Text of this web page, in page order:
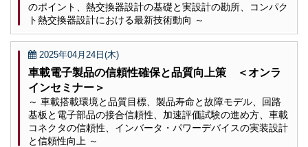
のポイント、熱交換器設計の基礎と実設計の勘所、コンパク
ト熱交換器設計における最新技術動向 ～
2025年04月24日(木)
車載電子製品の信頼性確保と品質向上策 ＜オンラ
インセミナー＞
～ 車載搭載環境と品質目標、製品寿命と故障モデル、回路
基板と電子部品の接合信頼性、加速評価試験の進め方、車載
コネクタの信頼性、インバータ・パワーデバイスの実装設計
と信頼性向上 ～